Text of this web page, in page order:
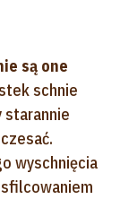
są one
schnie
starannie
wyschnięcia